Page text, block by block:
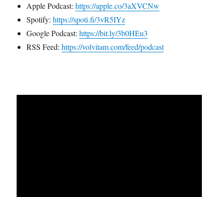
Apple Podcast:https://apple.co/3aXVCNw
Spotify:https://spoti.fi/3vR5IYz
Google Podcast:https://bit.ly/3b0HEu3
RSS Feed:https://volvitam.com/feed/podcast